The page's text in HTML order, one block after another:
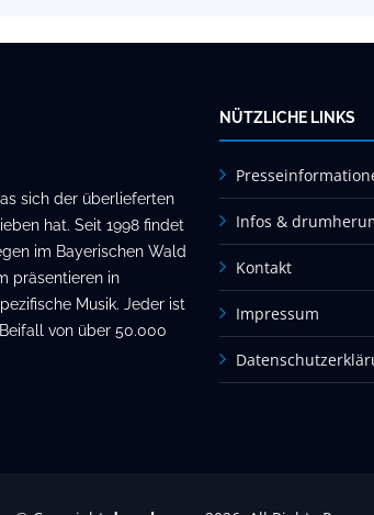
sich der überlieferten
hat. Seit 1998 findet
im Bayerischen Wald
präsentieren in
Musik. Jeder ist
von über 50.000
NÜTZLICHE LINKS
Infos &
Kontakt
Impressum